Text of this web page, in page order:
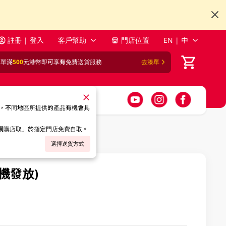
註冊 | 登入 客戶幫助 門店位置 EN | 中
滿500元港幣即可享有免費送貨服務 去湊單
不同地區所提供的產品有機會具
購店取」於指定門店免費自取。
選擇送貨方式
發放)